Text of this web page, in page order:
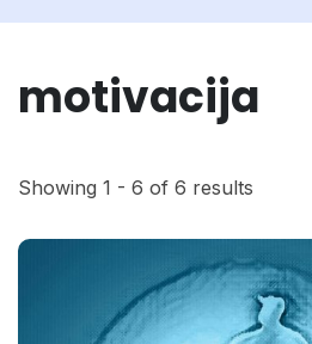
motivacija
Showing 1 - 6 of 6 results